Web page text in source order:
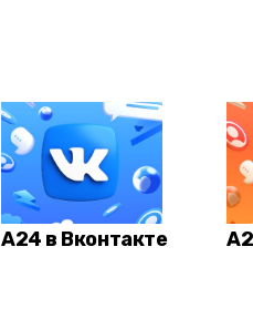
А24 в Вконтакте